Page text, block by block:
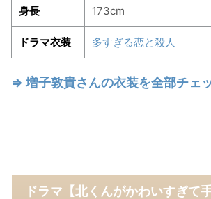
身長 173cm
ドラマ衣装 多すぎる恋と殺人
⇒ 増子敦貴さんの衣装を全部チェ
ドラマ【北くんがかわいすぎて